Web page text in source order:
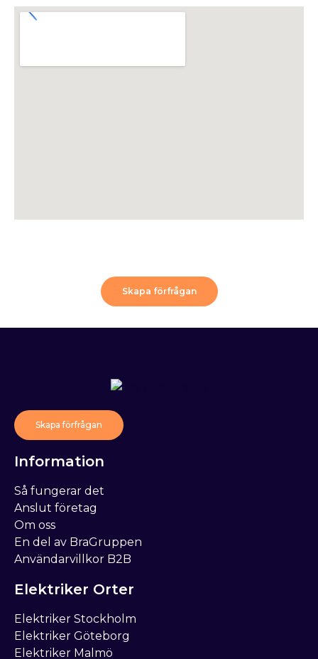
Skapa förfrågan
Elektriker Orter
Elektriker Stockholm
Elektriker Göteborg
Elektriker Malmö
Information
Så fungerar det
Anslut företag
Om oss
En del av BraGruppen
Användarvillkor B2B
Skapa förfrågan